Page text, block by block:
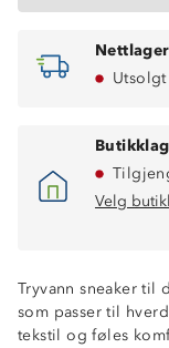
Utsolgt
Velg
Tryvann sneaker til
som passer til
tekstil og føles